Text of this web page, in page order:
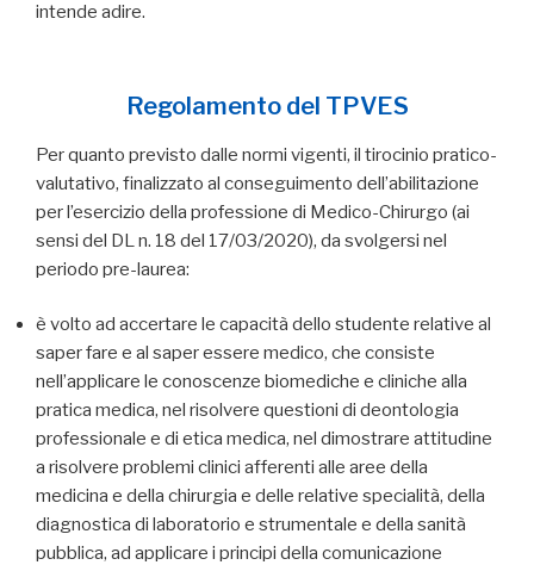
intende adire.
Regolamento del TPVES
Per quanto previsto dalle normi vigenti, il tirocinio pratico-
valutativo, finalizzato al conseguimento dell’abilitazione
per l’esercizio della professione di Medico-Chirurgo (ai
sensi del DL n. 18 del 17/03/2020), da svolgersi nel
periodo pre-laurea:
è volto ad accertare le capacità dello studente relative al
saper fare e al saper essere medico, che consiste
nell’applicare le conoscenze biomediche e cliniche alla
pratica medica, nel risolvere questioni di deontologia
professionale e di etica medica, nel dimostrare attitudine
a risolvere problemi clinici afferenti alle aree della
medicina e della chirurgia e delle relative specialità, della
diagnostica di laboratorio e strumentale e della sanità
pubblica, ad applicare i principi della comunicazione